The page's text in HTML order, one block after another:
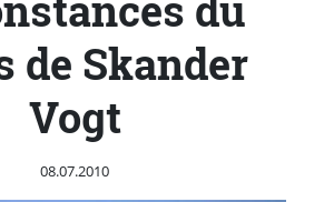
de Skander
Vogt
Publié le
08.07.2010